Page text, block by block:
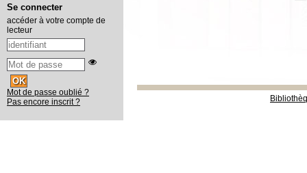
Se connecter
accéder à votre compte de
lecteur
Mot de passe oublié ?
Pas encore inscrit ?